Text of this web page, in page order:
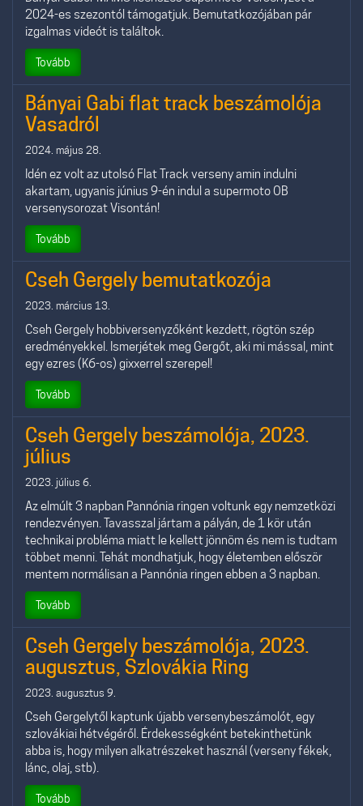
2024-es szezontól támogatjuk. Bemutatkozójában pár
izgalmas videót is találtok.
Tovább
Bányai Gabi flat track beszámolója
Vasadról
2024. május 28.
Idén ez volt az utolsó Flat Track verseny amin indulni
akartam, ugyanis június 9-én indul a supermoto OB
versenysorozat Visontán!
Tovább
Cseh Gergely bemutatkozója
2023. március 13.
Cseh Gergely hobbiversenyzőként kezdett, rögtön szép
eredményekkel. Ismerjétek meg Gergőt, aki mi mással, mint
egy ezres (K6-os) gixxerrel szerepel!
Tovább
Cseh Gergely beszámolója, 2023.
július
2023. július 6.
Az elmúlt 3 napban Pannónia ringen voltunk egy nemzetközi
rendezvényen. Tavasszal jártam a pályán, de 1 kör után
technikai probléma miatt le kellett jönnöm és nem is tudtam
többet menni. Tehát mondhatjuk, hogy életemben először
mentem normálisan a Pannónia ringen ebben a 3 napban.
Tovább
Cseh Gergely beszámolója, 2023.
augusztus, Szlovákia Ring
2023. augusztus 9.
Cseh Gergelytől kaptunk újabb versenybeszámolót, egy
szlovákiai hétvégéről. Érdekességként betekinthetünk
abba is, hogy milyen alkatrészeket használ (verseny fékek,
lánc, olaj, stb).
Tovább